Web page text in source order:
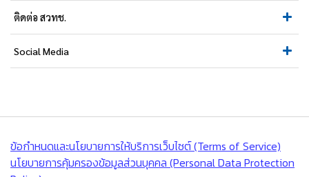
ติดต่อ สวทช.
Social Media
ข้อกำหนดและนโยบายการให้บริการเว็บไซต์ (Terms of Service)
นโยบายการคุ้มครองข้อมูลส่วนบุคคล (Personal Data Protection